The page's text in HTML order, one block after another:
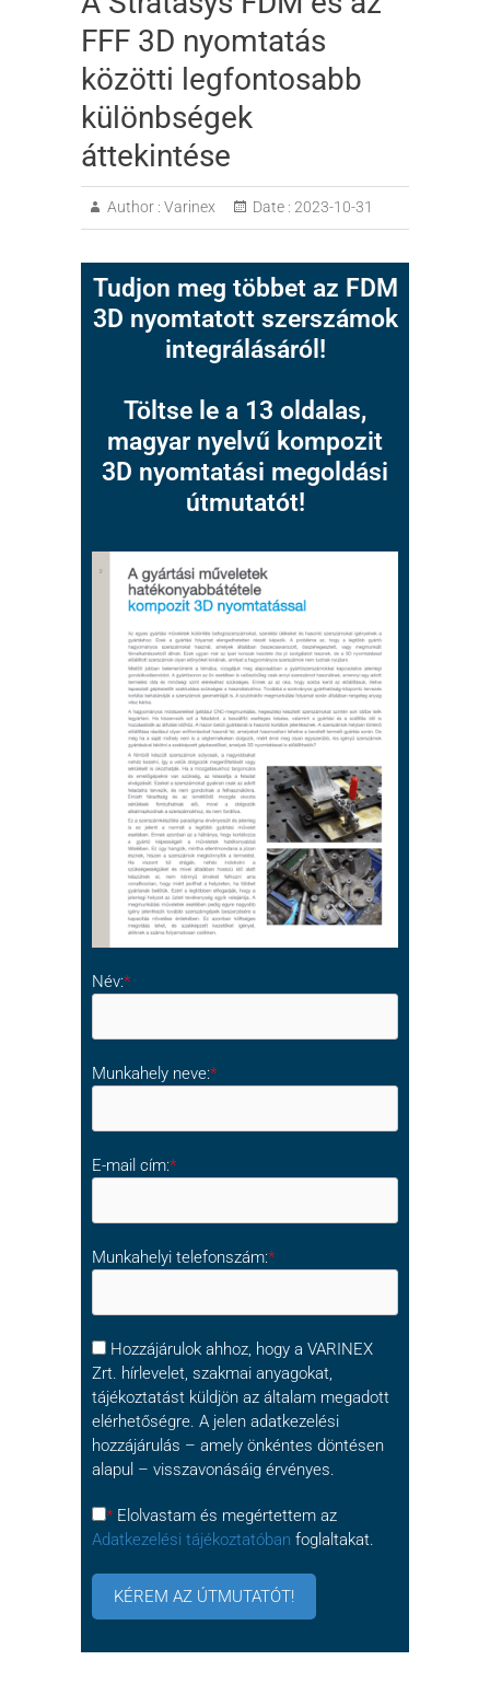
FFF 3D nyomtatás
közötti legfontosabb
különbségek
áttekintése
Author : Varinex Date : 2023-10-31
Tudjon meg többet az FDM
3D nyomtatott szerszámok
integrálásáról!
Töltse le a 13 oldalas,
magyar nyelvű kompozit
3D nyomtatási megoldási
útmutatót!
Név:*
Munkahely neve:*
E-mail cím:*
Munkahelyi telefonszám:*
Hozzájárulok ahhoz, hogy a VARINEX
Zrt. hírlevelet, szakmai anyagokat,
tájékoztatást küldjön az általam megadott
elérhetőségre. A jelen adatkezelési
hozzájárulás – amely önkéntes döntésen
alapul – visszavonásáig érvényes.
* Elolvastam és megértettem az
Adatkezelési tájékoztatóban foglaltakat.